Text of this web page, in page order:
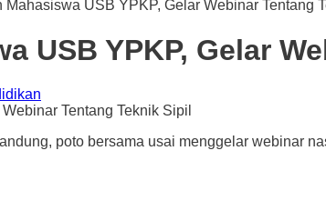
Mahasiswa USB YPKP, Gelar Webinar Tentang
USB YPKP, Gelar
poto bersama usai menggelar webinar